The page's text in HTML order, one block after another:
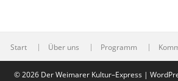
Start Über uns Programm
© 2026 Der Weimarer Kultur–Express |